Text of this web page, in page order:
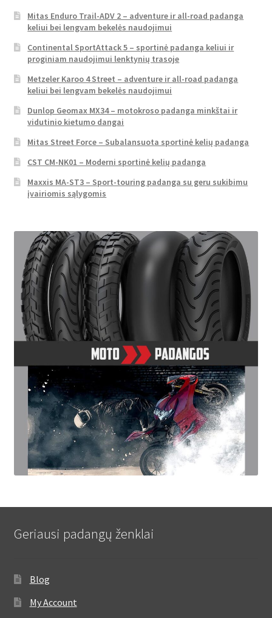
Mitas Enduro Trail-ADV 2 – adventure ir all-road padanga
keliui bei lengvam bekelės naudojimui
Continental SportAttack 5 – sportinė padanga keliui ir
proginiam naudojimui lenktynių trasoje
Metzeler Karoo 4 Street – adventure ir all-road padanga
keliui bei lengvam bekelės naudojimui
Dunlop Geomax MX34 – motokroso padanga minkštai ir
vidutinio kietumo dangai
Mitas Street Force – Subalansuota sportinė kelių padanga
CST CM-NK01 – Moderni sportinė kelių padanga
Maxxis MA-ST3 – Sport-touring padanga su geru sukibimu
įvairiomis sąlygomis
Geriausi padangų ženklai
Blog
My Account